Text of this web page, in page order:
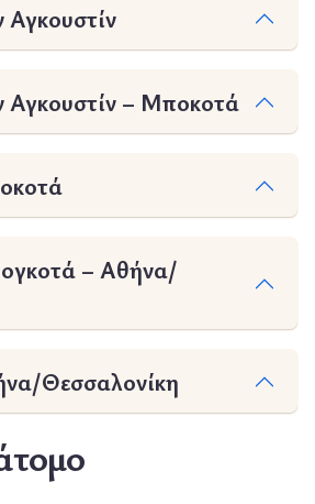
Αγκουστίν
Αγκουστίν – Μποκοτά
– Αθήνα/
Θεσσαλονίκη